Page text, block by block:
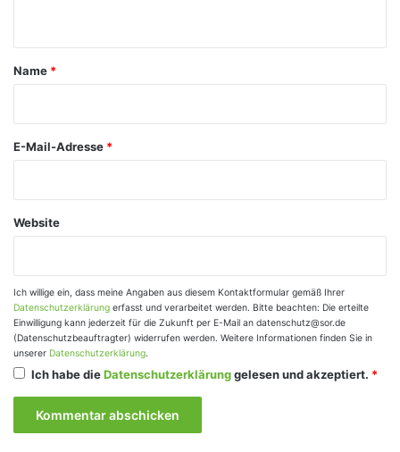
a
Name *
E-Mail-Adresse *
Website
Ich willige ein, dass meine Angaben aus diesem Kontaktformular gemäß Ihrer
Datenschutzerklärung erfasst und verarbeitet werden. Bitte beachten: Die erteilte
Einwilligung kann jederzeit für die Zukunft per E-Mail an datenschutz@sor.de
(Datenschutzbeauftragter) widerrufen werden. Weitere Informationen finden Sie in
unserer Datenschutzerklärung.
Ich habe dieDatenschutzerklärunggelesen und akzeptiert. *